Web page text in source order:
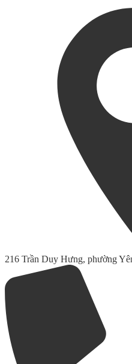
216 Trần Duy Hưng, phường